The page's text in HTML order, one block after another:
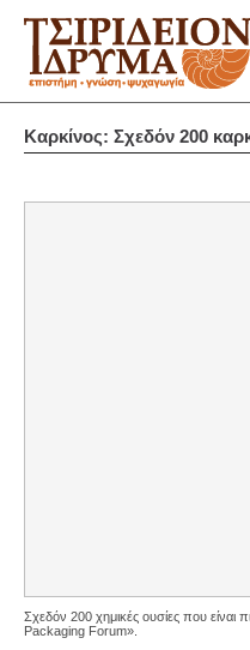
Καρκίνος: Σχεδόν 200
Σχεδόν 200 χημικές ουσίες που
Packaging Forum».